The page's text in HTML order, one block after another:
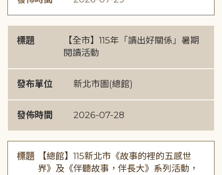
標題
【全市】115年「讀出好關係」暑期
閱讀活動
發布單位 新北市圖(總館)
發佈時間 2026-07-28
標題
【總館】115新北市《故事的裡的五感世
界》及《伴聽故事，伴長大》系列活動，